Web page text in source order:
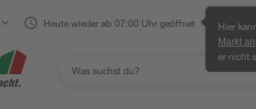
Heute wieder ab 07:00 Uhr geöffnet Hier
Markt
er nicht